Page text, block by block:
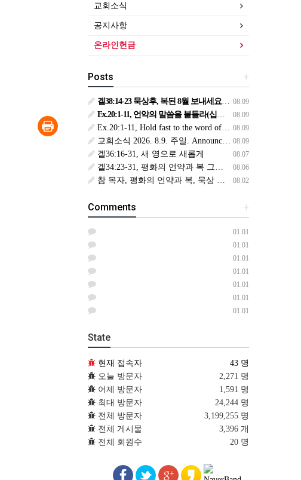
교회소식
공지사항
온라인헌금
+
Posts
08.09
겔38:14-23 묵상후, 복된 8월 보내세요. 하나님의 최후 승리(생삶,11,화) *예수생명 내생명 우리생명!
08.09
Ex.20:1-11, 언약의 말씀을 붙들라(십계명1) 설교&BS
08.09
Ex.20:1-11, Hold fast to the word of the covenant(Ten Commandments 1):Sermon & BS
08.09
교회소식 2026. 8.9. 주일. Announcements
08.07
겔36:16-31, 새 영으로 새롭게
08.06
겔34:23-31, 평화의 언약과 복 그리스도
08.02
참 목자, 평화의 언약과 복, 묵상 후, 복된 8월 맞이하세요(생삶,3,월) *예수생명 내생명 우리생명!
+
Comments
01.01
01.01
01.01
01.01
01.01
01.01
01.01
State
현재 접속자
43 명
오늘 방문자
2,271 명
어제 방문자
1,591 명
최대 방문자
24,244 명
전체 방문자
3,199,255 명
전체 게시물
3,396 개
전체 회원수
20 명